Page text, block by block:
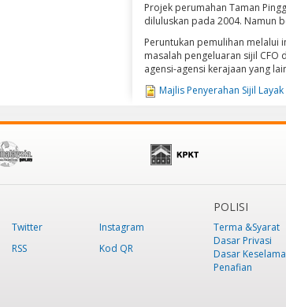
Projek perumahan Taman
diluluskan pada 2004. Namun
Peruntukan pemulihan melalui
masalah pengeluaran sijil CFO
agensi-agensi kerajaan yang
Majlis Penyerahan Sijil
Twitter
Instagram
RSS Kod QR
POLISI
Terma &Syarat
Dasar Privasi
Dasar
Penafian